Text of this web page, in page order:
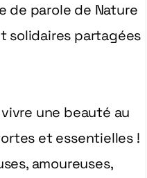
de parole de Nature
solidaires partagées
une beauté au
et essentielles !
amoureuses,